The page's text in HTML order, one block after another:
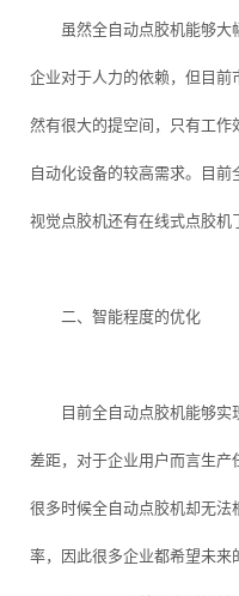
虽然全自动点胶机能够大
企业对于人力的依赖，但目前
然有很大的提空间，只有工
自动化设备的较高需求。目
视觉点胶机还有在线式点胶机
二、智能程度的优化
目前全自动点胶机能够实
差距，对于企业用户而言生
很多时候全自动点胶机却无
率，因此很多企业都希望未